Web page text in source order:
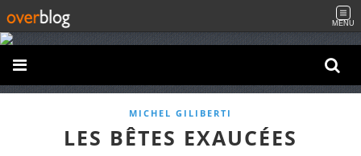
MENU
MICHEL GILIBERTI
LES BÊTES EXAUCÉES